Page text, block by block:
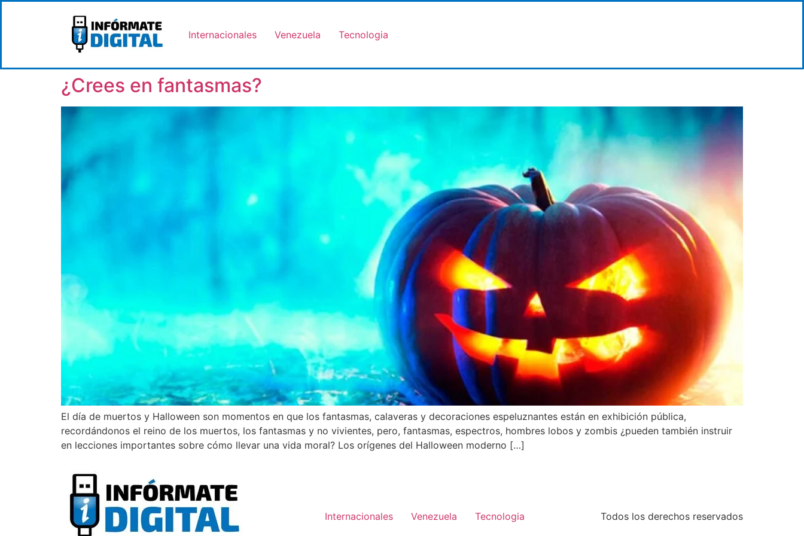
Internacionales Venezuela Tecnologia
¿Crees en fantasmas?
El día de muertos y Halloween son momentos en que los fantasmas, calaveras y decoraciones espeluznantes están en exhibición pública,
recordándonos el reino de los muertos, los fantasmas y no vivientes, pero, fantasmas, espectros, hombres lobos y zombis ¿pueden también instruir
en lecciones importantes sobre cómo llevar una vida moral? Los orígenes del Halloween moderno […]
Internacionales Venezuela Tecnologia Todos los derechos reservados